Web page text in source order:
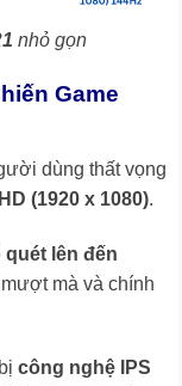
nhỏ gọn
Game
dùng thất vọng
(1920 x 1080).
quét lên đến
mà và chính
công nghệ IPS